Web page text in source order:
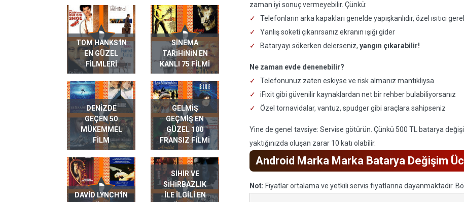
TOM HANKS'IN
EN GÜZEL
FILMLERI
SINEMA
TARIHININ EN
KANLI 75 FILMI
DENIZDE
GEÇEN 50
MÜKEMMEL
FILM
GELMIŞ
GEÇMIŞ EN
GÜZEL 100
FRANSIZ FILMI
DAVID LYNCH'IN
SIHIR VE
SIHIRBAZLIK
ILE ILGILI EN
zaman iyi sonuç vermeyebilir. Çünkü:
Telefonların arka kapakları genelde yapışkanlıdır, özel ısıtıcı
Yanlış soketi çıkarırsanız ekranın ışığı gider
Bataryayı sökerken delerseniz, yangın çıkarabilir!
Ne zaman evde denenebilir?
Telefonunuz zaten eskiyse ve risk almanız mantıklıysa
iFixit gibi güvenilir kaynaklardan net bir rehber bulabiliyorsanız
Özel tornavidalar, vantuz, spudger gibi araçlara sahipseniz
Yine de genel tavsiye: Servise götürün. Çünkü 500 TL batarya
yaktığınızda oluşan zarar 10 katı olabilir.
Android Marka Marka Batarya Değişim
Not: Fiyatlar ortalama ve yetkili servis fiyatlarına dayanmaktadır.